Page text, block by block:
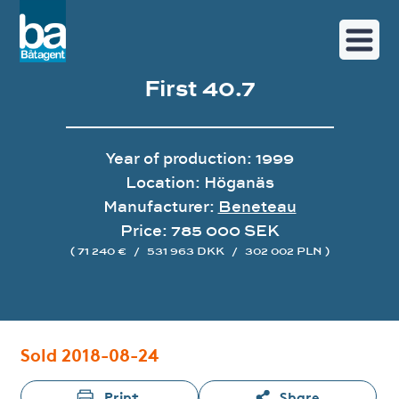
First 40.7
Year of production: 1999
Location: Höganäs
Manufacturer: Beneteau
Price: 785 000 SEK
( 71 240 € / 531 963 DKK / 302 002 PLN )
Sold 2018-08-24